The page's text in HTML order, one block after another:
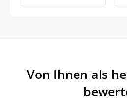
Von Ihnen als